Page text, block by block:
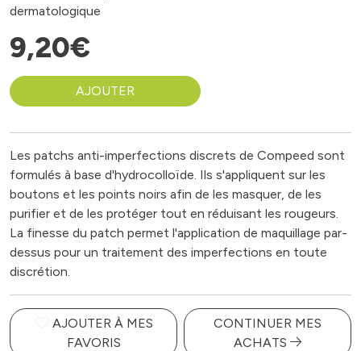
dermatologique
9,20€
AJOUTER
Les patchs anti-imperfections discrets de Compeed sont
formulés à base d'hydrocolloïde. Ils s'appliquent sur les
boutons et les points noirs afin de les masquer, de les
purifier et de les protéger tout en réduisant les rougeurs.
La finesse du patch permet l'application de maquillage par-
dessus pour un traitement des imperfections en toute
discrétion.
AJOUTER À MES
FAVORIS
CONTINUER MES
ACHATS